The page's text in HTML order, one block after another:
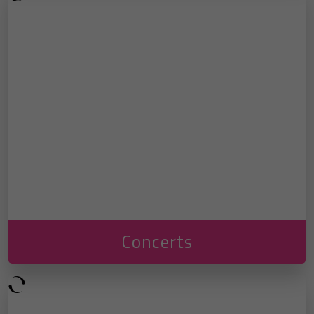
Concerts